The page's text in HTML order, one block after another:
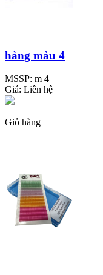
hàng màu 4
MSSP: m 4
Giá: Liên hệ
Giỏ hàng